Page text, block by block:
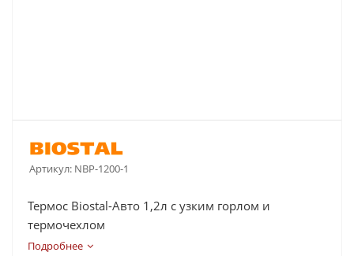
Артикул: NBP-1200-1
Термос Biostal-Авто 1,2л с узким горлом и
термочехлом
Подробнее